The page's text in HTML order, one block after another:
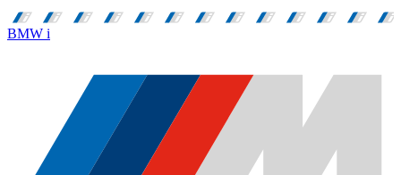
BMW i